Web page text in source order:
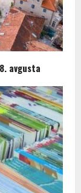
avgusta